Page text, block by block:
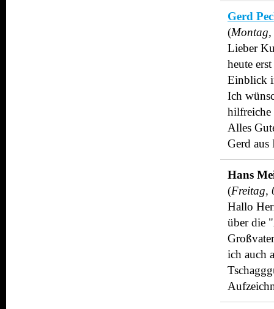
Gerd
(
Lieber
heute
Einblick
Ich
hilfreiche
Alles
Gerd aus
Hans
(Freitag,
Hallo
über die
ich auch